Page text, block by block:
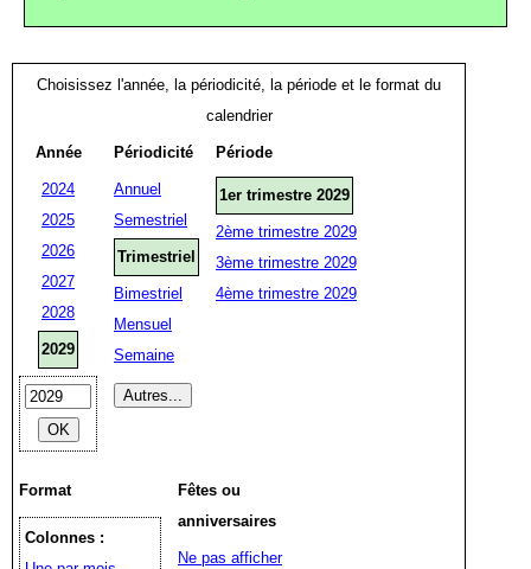
Choisissez l'année, la périodicité, la période et le format du
calendrier
Année
2024
2025
2026
2027
2028
2029
Périodicité
Annuel
Semestriel
Trimestriel
Bimestriel
Mensuel
Semaine
Période
1er trimestre 2029
2ème trimestre 2029
3ème trimestre 2029
4ème trimestre 2029
Format
Colonnes :
Fêtes ou
anniversaires
Ne pas afficher